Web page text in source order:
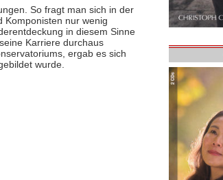
So fragt man sich in der
Komponisten nur wenig
in diesem Sinne
Karriere durchaus
ergab es sich
wurde.